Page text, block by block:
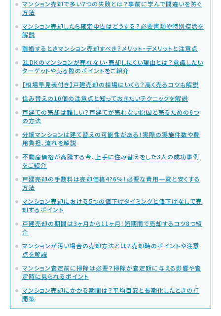
マンション売却で多い7つの失敗とは？事前に学んで間違いを防ぐ
方法
マンション売却したら確定申告はどうする？必要書類や特別控除を
解説
離婚するときマンション売却すべき？メリット・デメリットと注意点
2LDKのマンションが売れない・売却しにくい理由とは？意識したい
ターゲットや売る際のポイントをご紹介
【相場早見表付き】戸建売却の相場はいくら？高く売るコツも解説
住み替えの10個の注意点と知っておきたいテクニックを解説
戸建ての売却は難しい？戸建てが売れない原因と売るための6つ
の方法
分譲マンションは建て替えの可能性がある！実際の実施件数や費
用負担、流れを解説
不動産価格が高騰する今、上手に住み替えをした3人の成功事例
をご紹介
戸建売却の手数料は売却価格4?6％！必要な費用一覧と安くする
方法
マンション売却における5つの値下げタイミングと値下げなしで売
却するポイント
戸建売却の期間は3ヶ月から11ヶ月！短期間で売却するコツ8つ紹
介
マンションが汚い場合の売却方法とは？売却時のポイントや注意
点を解説
マンション査定前に掃除は必要？掃除が査定額に与える影響や査
定時に見られるポイント
マンション売却にかかる期間は？平均目安と長期化したときの打
開策